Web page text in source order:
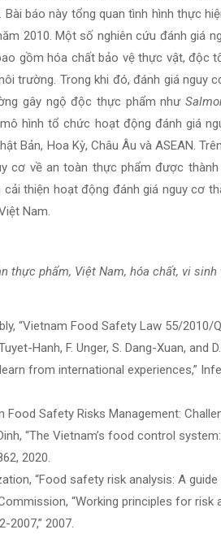
báo này tổng quan tình hình thực
2010. Một số nghiên cứu đánh giá
gồm hóa chất bảo vệ thực vật, độc
trường. Trong khi đó, đánh giá nguy
gây ngộ độc thực phẩm như
hình tổ chức hoạt động đánh giá
Bản, Hoa Kỳ, Châu Âu và ASEAN.
cơ về an toàn thực phẩm được
thiện hoạt động đánh giá nguy cơ
Nam.
thực phẩm, Việt Nam, hóa chất, vi sinh
“Vietnam Food Safety Law 55/2010/
Hanh, F. Unger, S. Dang-Xuan,
from international experiences,”
Food Safety Risks Management:
“The Vietnam’s food control
2020.
“Food safety risk analysis: A
“Working principles for
2007,” 2007.